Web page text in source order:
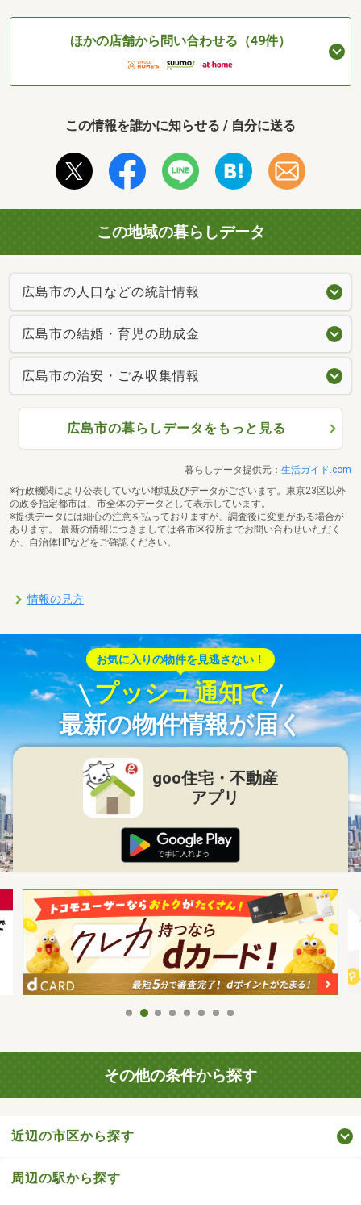
ほかの店舗から問い合わせる（49件）
この情報を誰かに知らせる / 自分に送る
この地域の暮らしデータ
広島市の人口などの統計情報
広島市の結婚・育児の助成金
広島市の治安・ごみ収集情報
広島市の暮らしデータをもっと見る
暮らしデータ提供元： 生活ガイド.com
※行政機関により公表していない地域及びデータがございます。東京23区以外
の政令指定都市は、市全体のデータとして表示しています。
※提供データには細心の注意を払っておりますが、調査後に変更がある場合が
あります。 最新の情報につきましては各市区役所までお問い合わせいただく
か、自治体HPなどをご確認ください。
情報の見方
お気に入りの物件を見逃さない！
プッシュ通知で
最新の物件情報が届く
goo住宅・不動産
アプリ
その他の条件から探す
近辺の市区から探す
周辺の駅から探す